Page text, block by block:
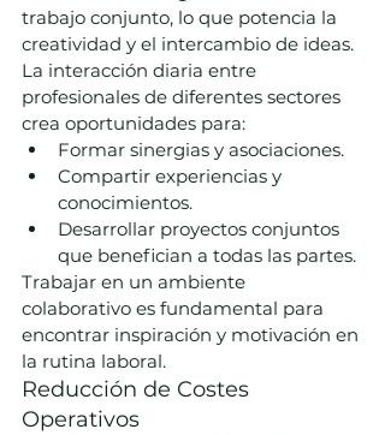
trabajo conjunto, lo que potencia la
creatividad y el intercambio de ideas.
La interacción diaria entre
profesionales de diferentes sectores
crea oportunidades para:
Formar sinergias y asociaciones.
Compartir experiencias y
conocimientos.
Desarrollar proyectos conjuntos
que benefician a todas las partes.
Trabajar en un ambiente
colaborativo es fundamental para
encontrar inspiración y motivación en
la rutina laboral.
Reducción de Costes
Operativos